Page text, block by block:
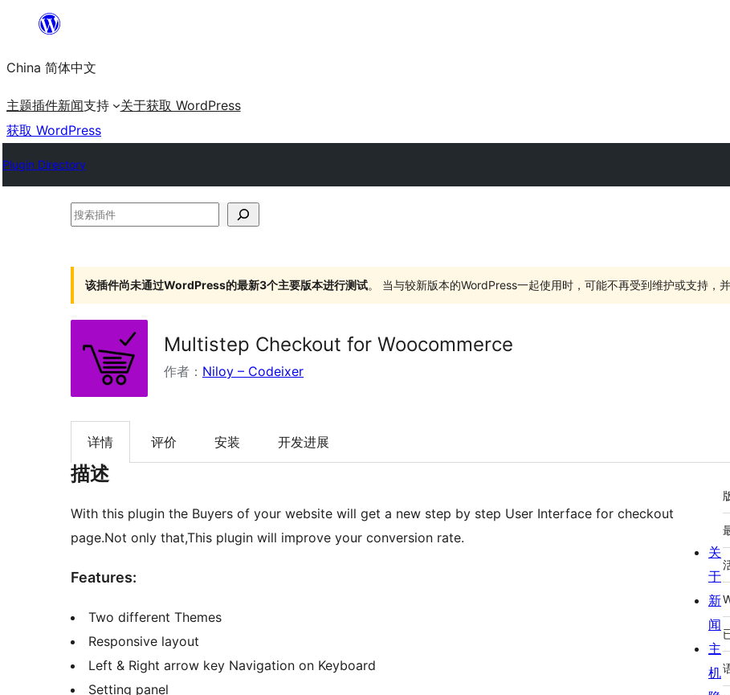
内
容
China 简体中文
主题插件新闻支持 关于获取 WordPress
获取 WordPress
Plugin Directory
搜
该插件尚未通过WordPress的最新3个主要版本进行测试。 当与较新版本的WordPress一起使用时，可能不再受到维护或支持，
Multistep Checkout for Woocommerce
作者： Niloy – Codeixer
详情 评价 安装 开发进展
描述
With this plugin the Buyers of your website will get a new step by step User Interface for checkout
page.Not only that,This plugin will improve your conversion rate.
Features:
Two different Themes
Responsive layout
Left & Right arrow key Navigation on Keyboard
Setting panel
关
于
新
闻
主
机